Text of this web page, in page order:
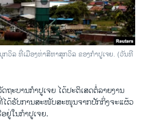
ກວິ​ລ ທີ່​ເມືອງ​ທ່າ​ສີ​ຫາ​ສຸກວິ​ລ ຂອງ​ກຳ​ປູ​ເຈຍ​. (ວັນ​ທີ
ຖະ​ບານ​ກຳ​ປູ​ເຈຍ ໄດ້​ປະ​ຕິ​ເສດ​ຕໍ່​ລາຍ​ງານ​
ໄດ້​ຮັບ​ການ​ສະ​ໜັບ​ສະ​ໜຸນ​ຈາກ​ປັກ​ກິ່ງຈະ​ແຜ້ວ​
ຢູ່​ໃນ​ກຳ​ປູ​ເຈຍ.